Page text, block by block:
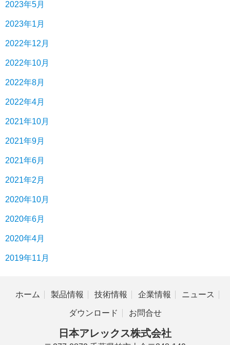
2023年5月
2023年1月
2022年12月
2022年10月
2022年8月
2022年4月
2021年10月
2021年9月
2021年6月
2021年2月
2020年10月
2020年6月
2020年4月
2019年11月
ホーム 製品情報 技術情報 企業情報 ニュース
ダウンロード お問合せ
日本アレックス株式会社